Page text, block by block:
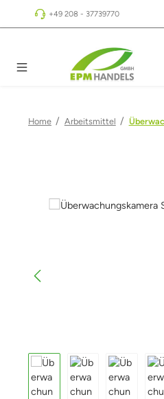
Zum Hauptinhalt springen
+49 208 - 37739770
Home / Arbeitsmittel /
Bildergalerie überspringen